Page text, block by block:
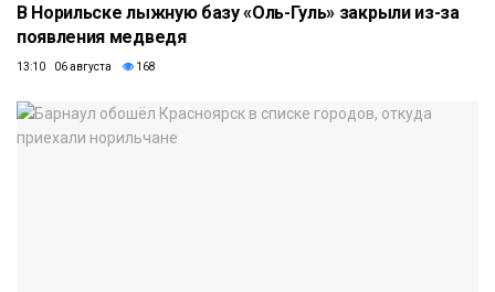
В Норильске лыжную базу «Оль-Гуль» закрыли из-за
появления медведя
13:10 06 августа 168